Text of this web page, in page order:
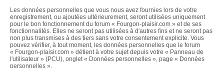
Les données personnelles que vous nous avez fournies lors de votre
enregistrement, ou ajoutées ultérieurement, seront utilisées uniquement
pour le bon fonctionnement du forum « Fourgon-plaisir.com » et de ses
fonctionnalités. Elles ne seront pas utilisées à d'autres fins et ne seront pas
non plus transmises à des tiers sans votre consentement explicite. Vous
pouvez vérifier, à tout moment, les données personnelles que le forum
« Fourgon-plaisir.com » détient à votre sujet depuis votre « Panneau de
l'utilisateur » (PCU), onglet « Données personnelles », page « Données
personnelles ».